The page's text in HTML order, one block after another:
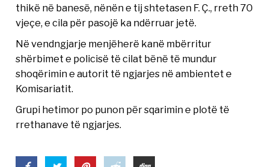
thikë në banesë, nënën e tij shtetasen F. Ç., rreth 70
vjeçe, e cila për pasojë ka ndërruar jetë.
Në vendngjarje menjëherë kanë mbërritur
shërbimet e policisë të cilat bënë të mundur
shoqërimin e autorit të ngjarjes në ambientet e
Komisariatit.
Grupi hetimor po punon për sqarimin e plotë të
rrethanave të ngjarjes.